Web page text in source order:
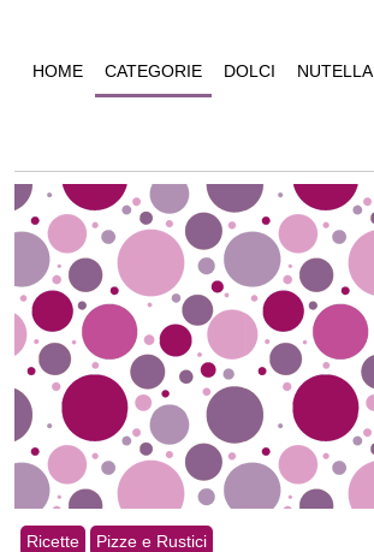
HOME CATEGORIE DOLCI NUTELLA
Ricette Pizze e Rustici